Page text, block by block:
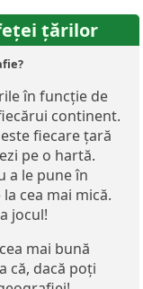
țărilor
în funcție de
continent.
fiecare țară
pe o hartă.
a le pune în
cea mai mică.
jocul!
mai bună
că, dacă poți